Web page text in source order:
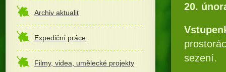
Archiv aktualit
Expediční práce
Filmy, videa, umělecké projekty
20.
sezení.